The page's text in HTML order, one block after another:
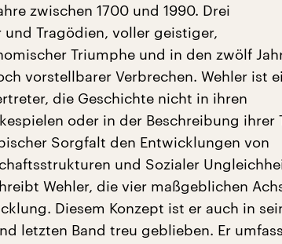
zwischen 1700 und 1990. Drei
Tragödien, voller geistiger,
Triumphe und in den zwölf
vorstellbarer Verbrechen. Wehler ist
die Geschichte nicht in ihren
oder in der Beschreibung ihrer
Sorgfalt den Entwicklungen von
und Sozialer
Wehler, die vier maßgeblichen
Diesem Konzept ist er auch in
letzten Band treu geblieben. Er